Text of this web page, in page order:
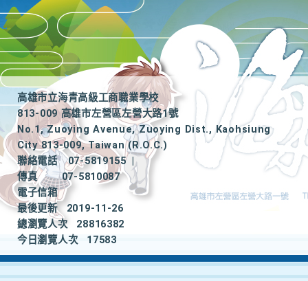
高雄市立海青高級工商職業學校
813-009 高雄市左營區左營大路1號
No.1, Zuoying Avenue, Zuoying Dist., Kaohsiung
City 813-009, Taiwan (R.O.C.)
聯絡電話
07-5819155
|
傳真
07-5810087
電子信箱
最後更新
2019-11-26
總瀏覽人次
28816382
今日瀏覽人次
17583